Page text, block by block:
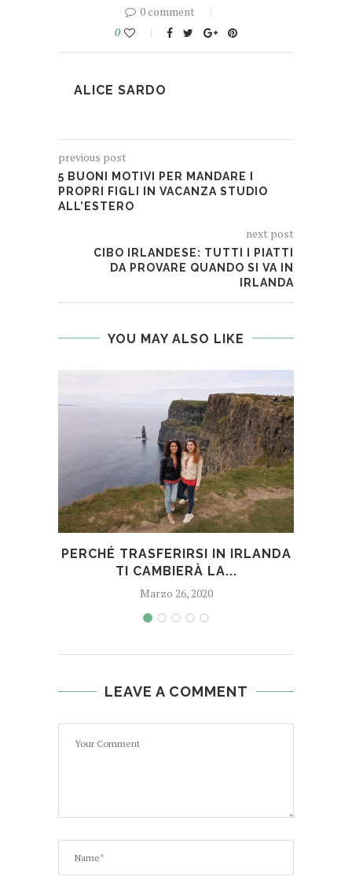
0 comment
0
ALICE SARDO
previous post
5 BUONI MOTIVI PER MANDARE I
PROPRI FIGLI IN VACANZA STUDIO
ALL’ESTERO
next post
CIBO IRLANDESE: TUTTI I PIATTI
DA PROVARE QUANDO SI VA IN
IRLANDA
YOU MAY ALSO LIKE
PERCHÉ TRASFERIRSI IN IRLANDA
TI CAMBIERÀ LA...
Marzo 26, 2020
LEAVE A COMMENT